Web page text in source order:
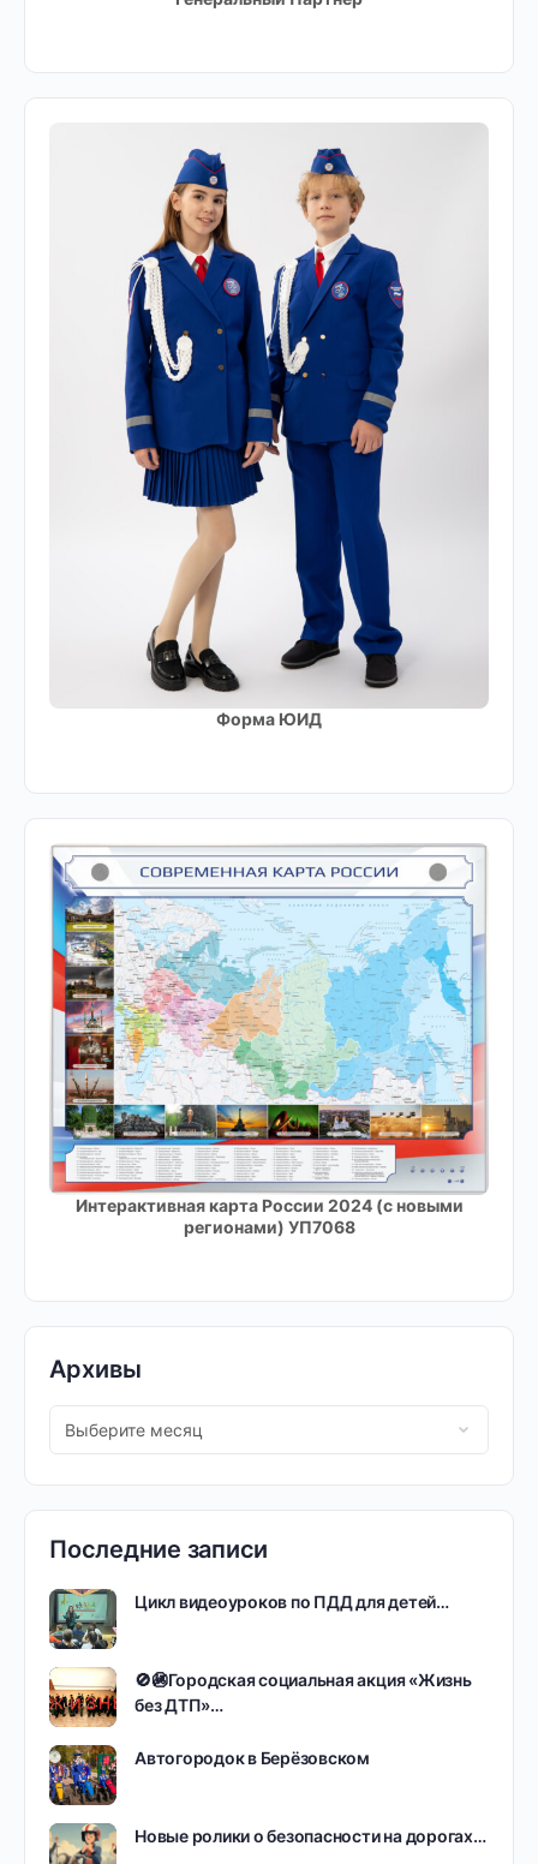
Форма ЮИД
Интерактивная карта России 2024 (с новыми
регионами) УП7068
Архивы
Последние записи
Цикл видеоуроков по ПДД для детей…
🚫🚳Городская социальная акция «Жизнь
без ДТП»…
Автогородок в Берёзовском
Новые ролики о безопасности на дорогах…